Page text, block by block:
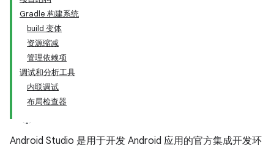
Gradle 构建系统
build 变体
资源缩减
管理依赖项
调试和分析工具
内联调试
布局检查器
Android Studio 是用于开发 Android 应用的官方集成开发环